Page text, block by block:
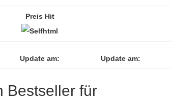
Preis Hit
Update am: Update am:
Bestseller für